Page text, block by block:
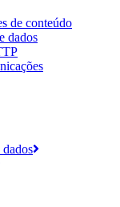
de conteúdo
dados